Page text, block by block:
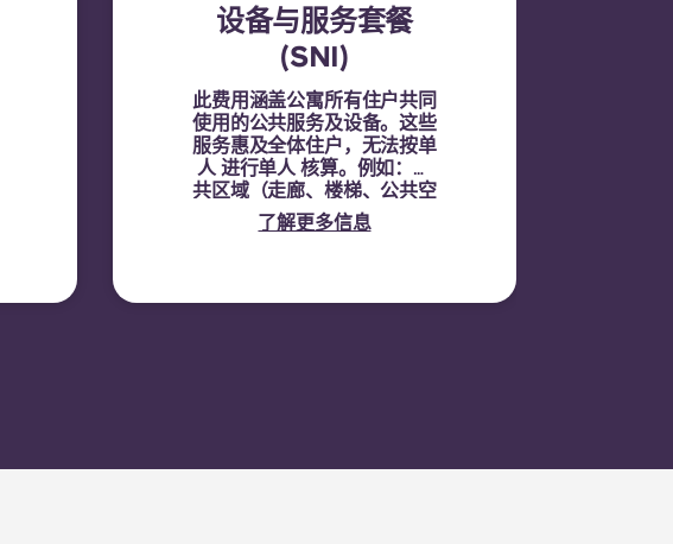
设备与服务套餐
(SNI)
此费用涵盖公寓所有住户共同
使用的公共服务及设备。这些
服务惠及全体住户，无法按单
人 进行单人 核算。例如：公
共区域（走廊、楼梯、公共空
间）的清洁、公共区域的照
明、电梯维护、庭院或户外
了解更多信息